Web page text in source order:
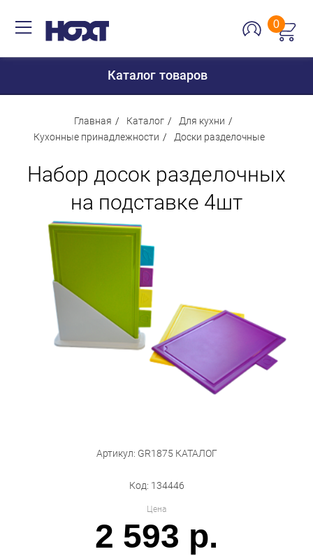
0
Каталог товаров
Для кухни
Сантехника
Для дачи и отдыха
Для детей
Строительство и ремонт
Мебель
Бытовая техника
Главная Каталог
Для кухни
Кухонные принадлежности
Доски разделочные
Набор досок разделочных
на подставке 4шт
Артикул: GR1875 КАТАЛОГ
Код: 134446
Цена
2 593 р.